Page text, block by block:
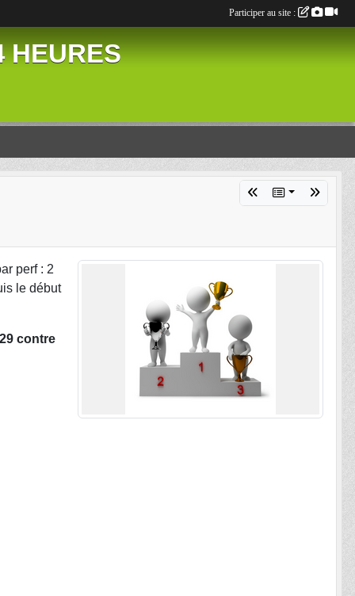
HEURES
perf : 2
le début
contre
Participer au site :